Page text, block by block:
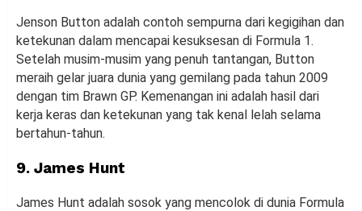
Jenson Button adalah contoh sempurna dari kegigihan dan
ketekunan dalam mencapai kesuksesan di Formula 1.
Setelah musim-musim yang penuh tantangan, Button
meraih gelar juara dunia yang gemilang pada tahun 2009
dengan tim Brawn GP. Kemenangan ini adalah hasil dari
kerja keras dan ketekunan yang tak kenal lelah selama
bertahun-tahun.
9. James Hunt
James Hunt adalah sosok yang mencolok di dunia Formula